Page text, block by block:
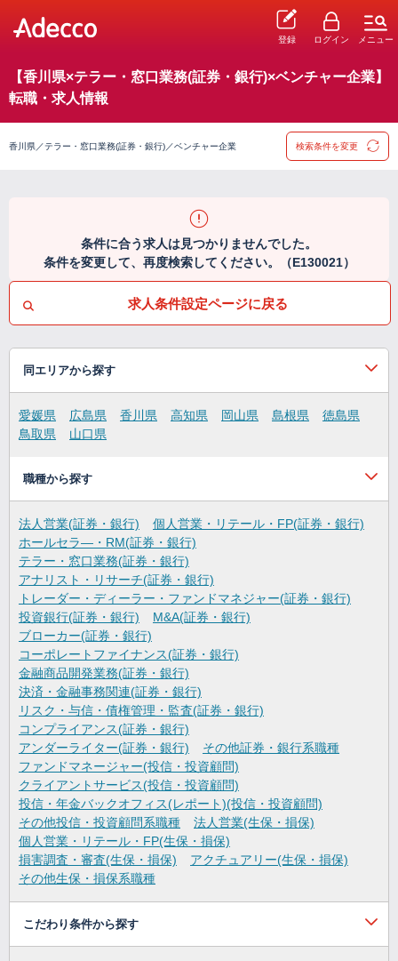
登録 ログイン メニュー
【香川県×テラー・窓口業務(証券・銀行)×ベンチャー企業】
転職・求人情報
香川県／テラー・窓口業務(証券・銀行)／ベンチャー企業 検索条件を変更
条件に合う求人は見つかりませんでした。
条件を変更して、再度検索してください。（E130021）
求人条件設定ページに戻る
同エリアから探す
愛媛県 広島県 香川県 高知県 岡山県 島根県
徳島県
鳥取県
山口県
職種から探す
法人営業(証券・銀行)
個人営業・リテール・FP(証券・銀行)
ホールセラ―・RM(証券・銀行)
テラー・窓口業務(証券・銀行)
アナリスト・リサーチ(証券・銀行)
トレーダー・ディーラー・ファンドマネジャー(証券・銀行)
投資銀行(証券・銀行)
M&A(証券・銀行)
ブローカー(証券・銀行)
コーポレートファイナンス(証券・銀行)
金融商品開発業務(証券・銀行)
決済・金融事務関連(証券・銀行)
リスク・与信・債権管理・監査(証券・銀行)
コンプライアンス(証券・銀行)
アンダーライター(証券・銀行)
その他証券・銀行系職種
ファンドマネージャー(投信・投資顧問)
クライアントサービス(投信・投資顧問)
投信・年金バックオフィス(レポート)(投信・投資顧問)
その他投信・投資顧問系職種
法人営業(生保・損保)
個人営業・リテール・FP(生保・損保)
損害調査・審査(生保・損保)
アクチュアリー(生保・損保)
その他生保・損保系職種
こだわり条件から探す